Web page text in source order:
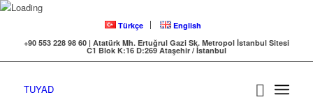
Türkçe
English
+90 553 228 98 60 | Atatürk Mh. Ertuğrul Gazi Sk. Metropol İstanbul Sitesi
C1 Blok K:16 D:269 Ataşehir / İstanbul
TUYAD